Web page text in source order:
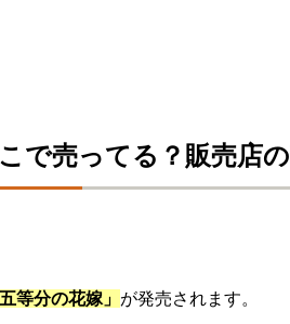
で売ってる？販売店
等分の花嫁」 が発売されます。